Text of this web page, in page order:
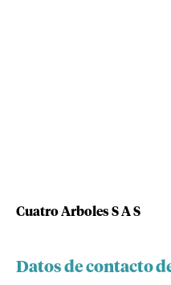
Cuatro Arboles S A S
Datos de contacto